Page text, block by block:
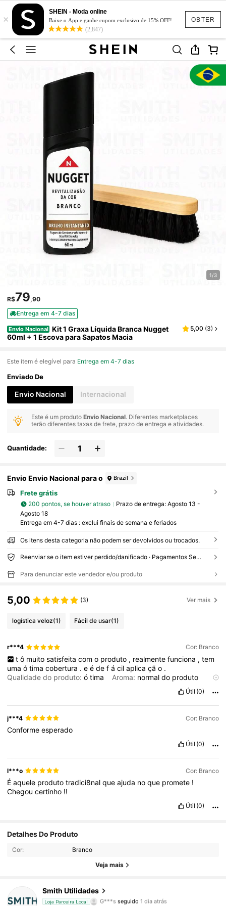
OBTER
×
SHEIN - Moda online
Baixe o App e ganhe cupom exclusivo de 15% OFF!
(2,847)
1/3
R$79,90
Entrega em 4-7 dias
Envio Nacional Kit 1 Graxa Líquida Branca Nugget
60ml + 1 Escova para Sapatos Macia
5,00 (3)
Este item é elegível para Entrega em 4-7 dias
Enviado De
Envio Nacional Internacional
Este é um produtoEnvio Nacional. Diferentes marketplaces
terão diferentes taxas de frete, prazo de entrega e atividades.
Quantidade:
Envio Envio Nacional para o Brazil
Frete grátis
200 pontos, se houver atraso Prazo de entrega: Agosto 13 -
Agosto 18
Entrega em 4-7 dias : exclui finais de semana e feriados
Os itens desta categoria não podem ser devolvidos ou trocados.
Reenviar se o item estiver perdido/danificado · Pagamentos Seguros · Proteção de privacidade
Para denunciar este vendedor e/ou produto
5,00 (3) Ver mais
logística veloz(1) Fácil de usar(1)
r***4 Cor: Branco
t ô muito satisfeita com o produto , realmente funciona , tem
umaótimacobertura .eédefácilaplicação .
Qualidade do produto:ótima Aroma: normaldo produto
Útil (0)
j***4 Cor: Branco
Conformeesperado
Útil (0)
l***o Cor: Branco
Éaquele produtotradici8nalqueajuda noque promete !
Chegoucertinho !!
Útil (0)
Detalhes Do Produto
Cor: Branco
Veja mais
Smith Utilidades
Loja Parceira Local
G***s
4,77
57 Seguidores